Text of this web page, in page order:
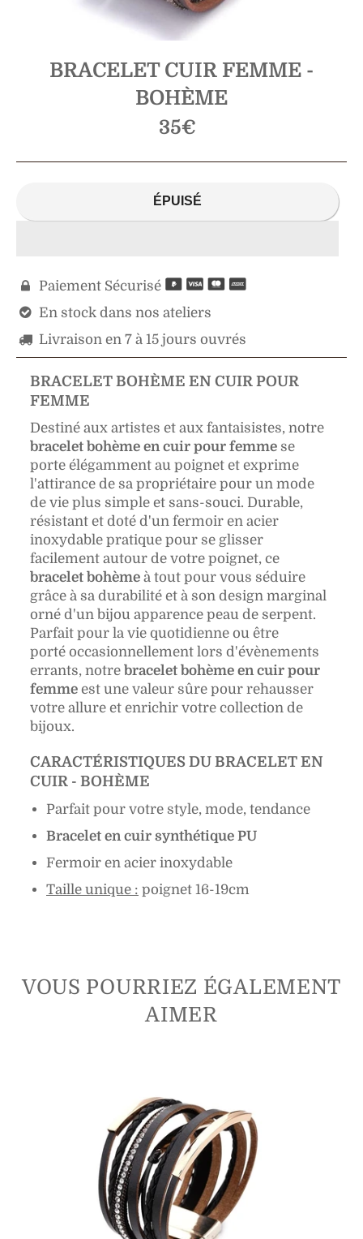
BRACELET CUIR FEMME -
BOHÈME
Prix
régulier
35€
ÉPUISÉ
 Paiement Sécurisé
 En stock dans nos ateliers
 Livraison en 7 à 15 jours ouvrés
BRACELET BOHÈME EN CUIR POUR
FEMME
Destiné aux artistes et aux fantaisistes, notre
bracelet bohème en cuir pour femme se
porte élégamment au poignet et exprime
l'attirance de sa propriétaire pour un mode
de vie plus simple et sans-souci. Durable,
résistant et doté d'un fermoir en acier
inoxydable pratique pour se glisser
facilement autour de votre poignet, ce
bracelet bohème à tout pour vous séduire
grâce à sa durabilité et à son design marginal
orné d'un bijou apparence peau de serpent.
Parfait pour la vie quotidienne ou être
porté occasionnellement lors d'évènements
errants, notre bracelet bohème en cuir pour
femme est une valeur sûre pour rehausser
votre allure et enrichir votre collection de
bijoux.
CARACTÉRISTIQUES DU BRACELET EN
CUIR - BOHÈME
Parfait pour votre style, mode, tendance
Bracelet en cuir synthétique PU
Fermoir en acier inoxydable
Taille unique : poignet 16-19cm
VOUS POURRIEZ ÉGALEMENT
AIMER